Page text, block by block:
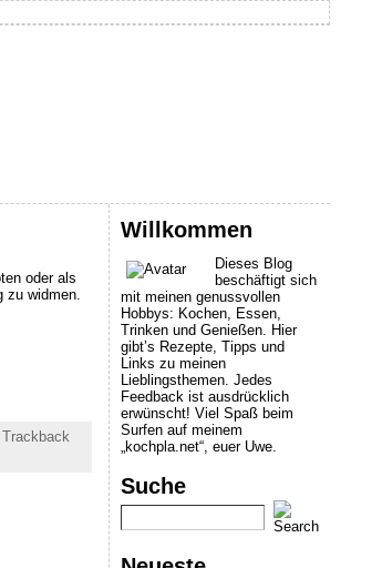
oder als
widmen.
Trackback
Willkommen
Dieses Blog
beschäftigt sich
mit meinen genussvollen
Hobbys: Kochen, Essen,
Trinken und Genießen. Hier
gibt’s Rezepte, Tipps und
Links zu meinen
Lieblingsthemen. Jedes
Feedback ist ausdrücklich
erwünscht! Viel Spaß beim
Surfen auf meinem
„kochpla.net“, euer Uwe.
Suche